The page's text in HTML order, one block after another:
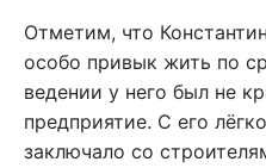
Отметим, что
особо привык жить по
ведении у него был не
предприятие. С его
заключало со